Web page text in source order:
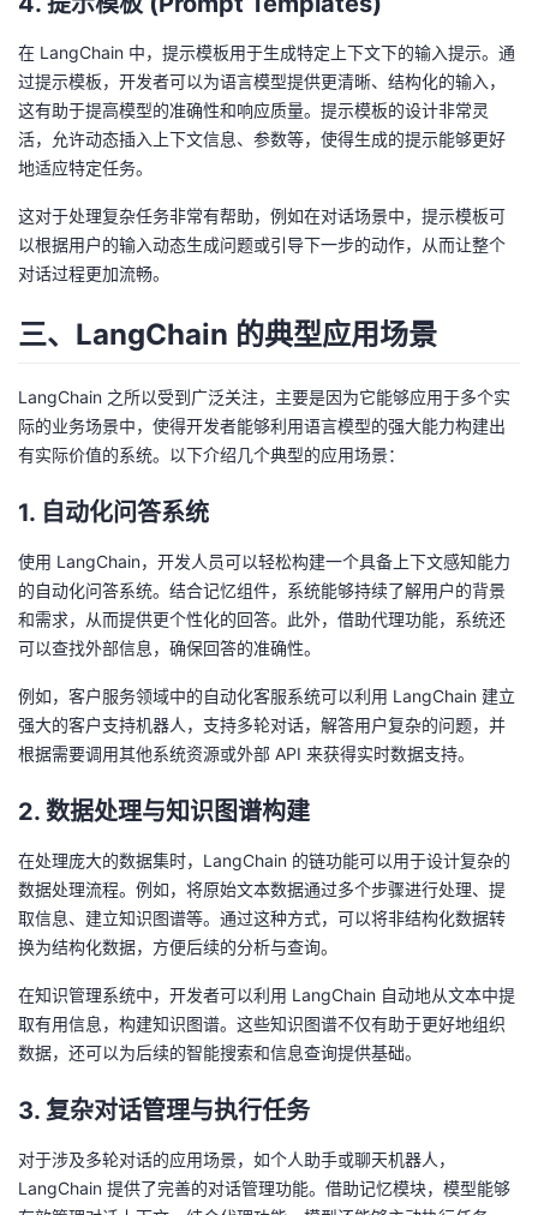
在 LangChain 中，提示模板用于生成特定上下文下的输入提示。通
过提示模板，开发者可以为语言模型提供更清晰、结构化的输入，
这有助于提高模型的准确性和响应质量。提示模板的设计非常灵
活，允许动态插入上下文信息、参数等，使得生成的提示能够更好
地适应特定任务。
这对于处理复杂任务非常有帮助，例如在对话场景中，提示模板可
以根据用户的输入动态生成问题或引导下一步的动作，从而让整个
对话过程更加流畅。
三、LangChain 的典型应用场景
LangChain 之所以受到广泛关注，主要是因为它能够应用于多个实
际的业务场景中，使得开发者能够利用语言模型的强大能力构建出
有实际价值的系统。以下介绍几个典型的应用场景：
1. 自动化问答系统
使用 LangChain，开发人员可以轻松构建一个具备上下文感知能力
的自动化问答系统。结合记忆组件，系统能够持续了解用户的背景
和需求，从而提供更个性化的回答。此外，借助代理功能，系统还
可以查找外部信息，确保回答的准确性。
例如，客户服务领域中的自动化客服系统可以利用 LangChain 建立
强大的客户支持机器人，支持多轮对话，解答用户复杂的问题，并
根据需要调用其他系统资源或外部 API 来获得实时数据支持。
2. 数据处理与知识图谱构建
在处理庞大的数据集时，LangChain 的链功能可以用于设计复杂的
数据处理流程。例如，将原始文本数据通过多个步骤进行处理、提
取信息、建立知识图谱等。通过这种方式，可以将非结构化数据转
换为结构化数据，方便后续的分析与查询。
在知识管理系统中，开发者可以利用 LangChain 自动地从文本中提
取有用信息，构建知识图谱。这些知识图谱不仅有助于更好地组织
数据，还可以为后续的智能搜索和信息查询提供基础。
3. 复杂对话管理与执行任务
对于涉及多轮对话的应用场景，如个人助手或聊天机器人，
LangChain 提供了完善的对话管理功能。借助记忆模块，模型能够